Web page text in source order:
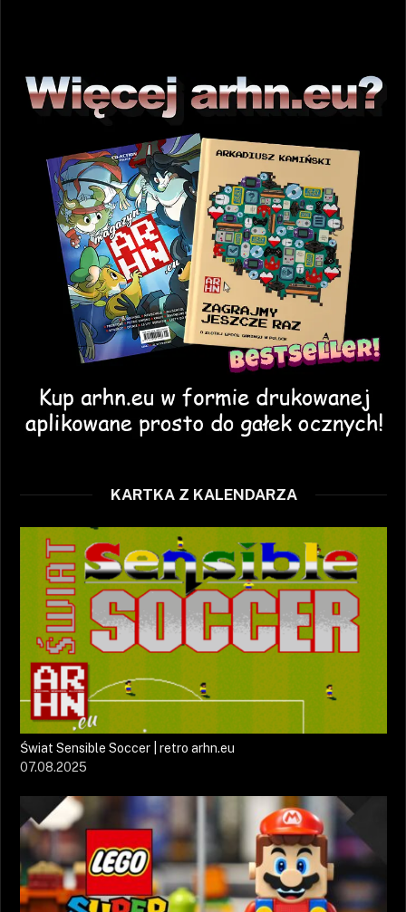
KARTKA Z KALENDARZA
Świat Sensible Soccer | retro arhn.eu
07.08.2025